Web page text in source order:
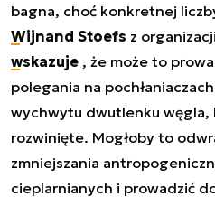
bagna, choć konkretnej
Wijnand Stoefs z
wskazuje , że może to
polegania na
wychwytu dwutlenku węgla,
rozwinięte. Mogłoby to
zmniejszania
cieplarnianych i prowadzić